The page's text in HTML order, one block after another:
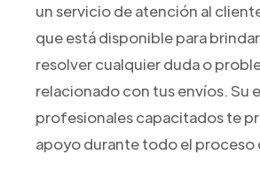
un servicio de atención al
que está disponible para
resolver cualquier duda o
relacionado con tus envíos. Su
profesionales capacitados te
apoyo durante todo el proceso